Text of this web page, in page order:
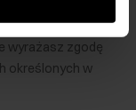
wyrażasz zgodę
określonych w